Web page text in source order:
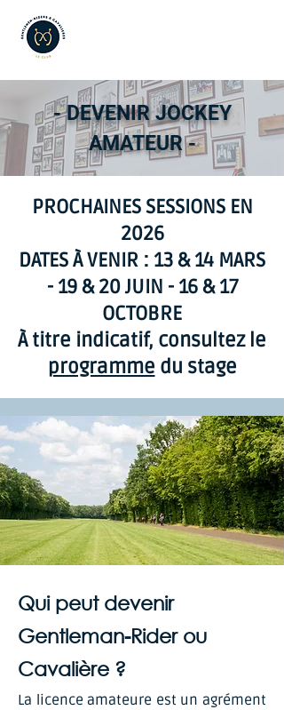
- DEVENIR JOCKEY
AMATEUR -
PROCHAINES SESSIONS EN
2026
DATES À VENIR : 13 & 14 MARS
- 19 & 20 JUIN - 16 & 17
OCTOBRE
À titre indicatif, consultez le
programme du stage
Qui peut devenir
Gentleman-Rider ou
Cavalière ?
La licence amateure est un agrément